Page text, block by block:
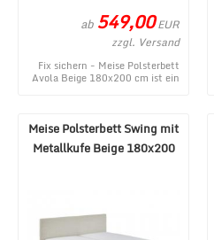
ab 549,00EUR
zzgl. Versand
Fix sichern - Meise Polsterbett
Avola Beige 180x200 cm ist ein
Meise Polsterbett Swing mit
Metallkufe Beige 180x200